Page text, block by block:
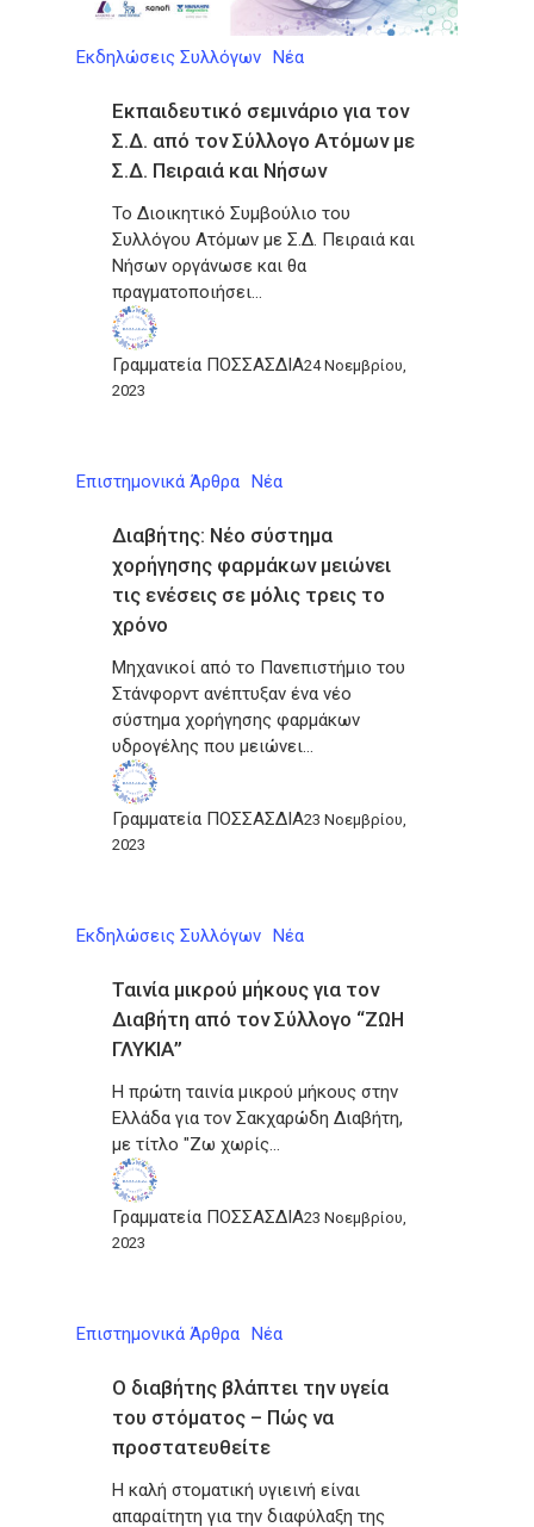
Εκδηλώσεις Συλλόγων Νέα
Εκπαιδευτικό σεμινάριο για τον
Σ.Δ. από τον Σύλλογο Ατόμων με
Σ.Δ. Πειραιά και Νήσων
Το Διοικητικό Συμβούλιο του
Συλλόγου Ατόμων με Σ.Δ. Πειραιά και
Νήσων οργάνωσε και θα
πραγματοποιήσει…
Γραμματεία ΠΟΣΣΑΣΔΙΑ24 Νοεμβρίου,
2023
Επιστημονικά Άρθρα Νέα
Διαβήτης: Νέο σύστημα
χορήγησης φαρμάκων μειώνει
τις ενέσεις σε μόλις τρεις το
χρόνο
Μηχανικοί από το Πανεπιστήμιο του
Στάνφορντ ανέπτυξαν ένα νέο
σύστημα χορήγησης φαρμάκων
υδρογέλης που μειώνει…
Γραμματεία ΠΟΣΣΑΣΔΙΑ23 Νοεμβρίου,
2023
Εκδηλώσεις Συλλόγων Νέα
Ταινία μικρού μήκους για τον
Διαβήτη από τον Σύλλογο “ΖΩΗ
ΓΛΥΚΙΑ”
Η πρώτη ταινία μικρού μήκους στην
Ελλάδα για τον Σακχαρώδη Διαβήτη,
με τίτλο "Ζω χωρίς…
Γραμματεία ΠΟΣΣΑΣΔΙΑ23 Νοεμβρίου,
2023
Επιστημονικά Άρθρα Νέα
Ο διαβήτης βλάπτει την υγεία
του στόματος – Πώς να
προστατευθείτε
Η καλή στοματική υγιεινή είναι
απαραίτητη για την διαφύλαξη της